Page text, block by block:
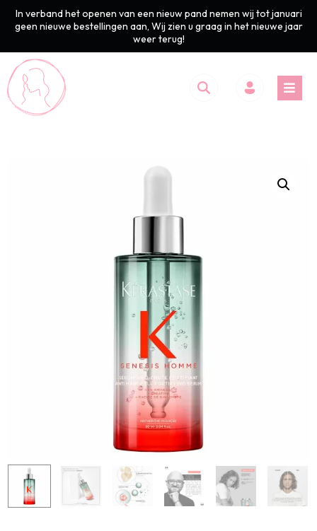
In verband het openen van een nieuw pand nemen wij tot januari
geen nieuwe bestellingen aan, Wij zien u graag in het nieuwe jaar
weer terug!